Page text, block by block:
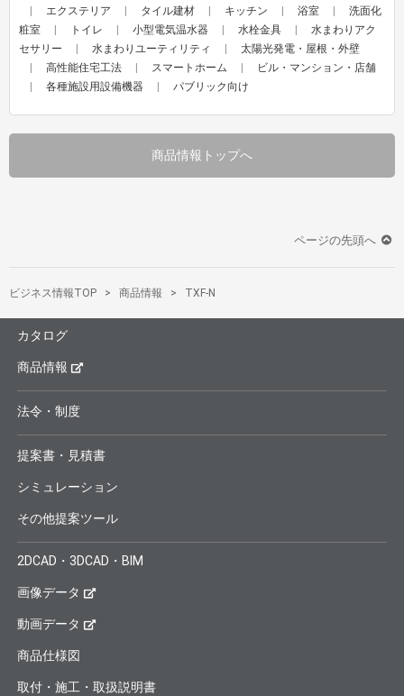
エクステリア
タイル建材 キッチン 浴室
洗面化
粧室
トイレ 小型電気温水器 水栓金具
水まわりアク
セサリー
水まわりユーティリティ
太陽光発電・屋根・外壁
高性能住宅工法
スマートホーム
ビル・マンション・店舗
各種施設用設備機器
パブリック向け
商品情報トップへ
ページの先頭へ
ビジネス情報TOP 商品情報 TXF-N
カタログ
商品情報
法令・制度
提案書・見積書
シミュレーション
その他提案ツール
2DCAD・3DCAD・BIM
画像データ
動画データ
商品仕様図
取付・施工・取扱説明書